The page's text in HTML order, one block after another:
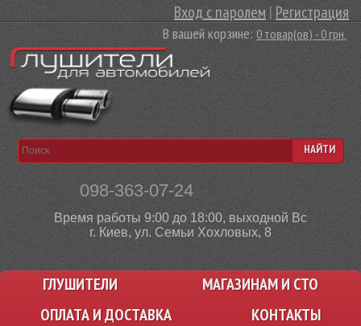
Вход с паролем |Регистрация
В вашей корзине:0 товар(ов) - 0 грн.
098-363-07-24
Время работы 9:00 до 18:00, выходной Вс
г. Киев, ул. Семьи Хохловых, 8
НАЙТИ
ГЛУШИТЕЛИ
МАГАЗИНАМ И СТО
ОПЛАТА И ДОСТАВКА
КОНТАКТЫ